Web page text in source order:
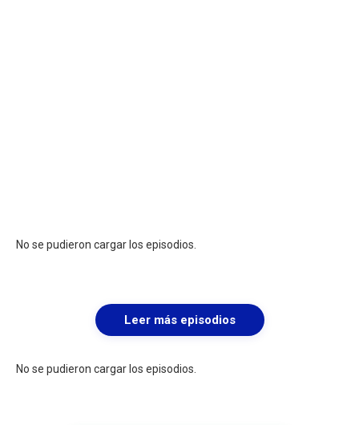
No se pudieron cargar los episodios.
Leer más episodios
No se pudieron cargar los episodios.